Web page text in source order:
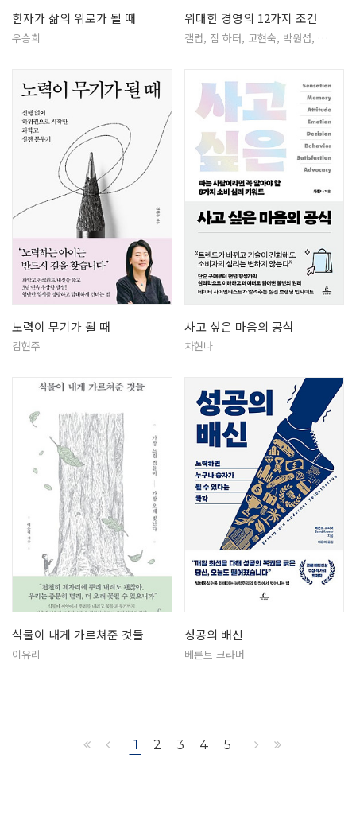
한자가 삶의 위로가 될 때
우승희
위대한 경영의 12가지 조건
갤럽, 짐 하터, 고현숙, 박원섭, …
노력이 무기가 될 때
김현주
사고 싶은 마음의 공식
차현나
식물이 내게 가르쳐준 것들
이유리
성공의 배신
베른트 크라머
1 2 3 4 5